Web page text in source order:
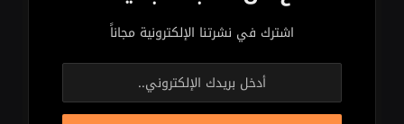
اشترك في نشرتنا الإلكترونية مجاناً